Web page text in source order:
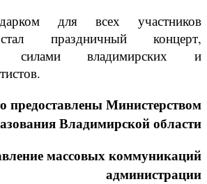
для всех участников
праздничный концерт,
силами владимирских и
предоставлены Министерством
Владимирской области
массовых коммуникаций
администрации